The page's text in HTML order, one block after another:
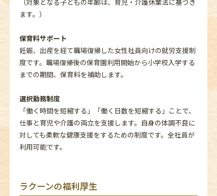
ます。）
保育料サポート
妊娠、出産を経て職場復帰した女性社員向けの就労支援制
度です。職場復帰後の保育園利用開始から小学校入学する
までの期間、保育料を補助します。
選択勤務制度
「働く時間を短縮する」「働く日数を短縮する」ことで、
仕事と育児や介護の両立を支援します。自身の体調不良に
対しても柔軟な健康支援をするための制度です。全社員が
利用可能です。
ラクーンの福利厚生